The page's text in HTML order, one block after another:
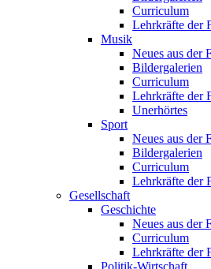
Curriculum
Lehrkräfte der
Musik
Neues aus der
Bildergalerien
Curriculum
Lehrkräfte der
Unerhörtes
Sport
Neues aus der
Bildergalerien
Curriculum
Lehrkräfte der
Gesellschaft
Geschichte
Neues aus der
Curriculum
Lehrkräfte der
Politik-Wirtschaft